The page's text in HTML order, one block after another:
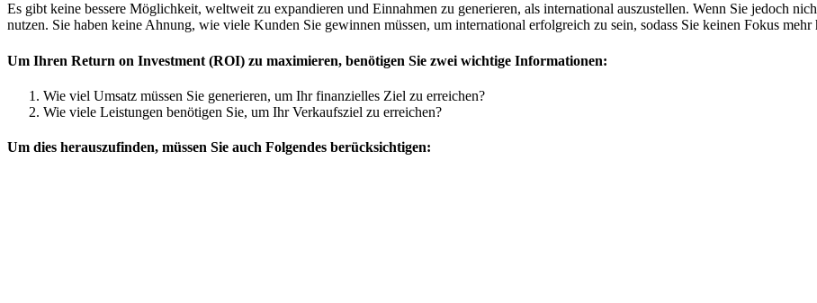
Es gibt keine bessere Möglichkeit, weltweit zu expandieren und Einnahmen zu generieren, als international auszustellen. Wenn Sie jedoch
nutzen. Sie haben keine Ahnung, wie viele Kunden Sie gewinnen müssen, um international erfolgreich zu sein, sodass Sie keinen Fokus mehr
Um Ihren Return on Investment (ROI) zu maximieren, benötigen Sie zwei wichtige Informationen:
Wie viel Umsatz müssen Sie generieren, um Ihr finanzielles Ziel zu erreichen?
Wie viele Leistungen benötigen Sie, um Ihr Verkaufsziel zu erreichen?
Um dies herauszufinden, müssen Sie auch Folgendes berücksichtigen: